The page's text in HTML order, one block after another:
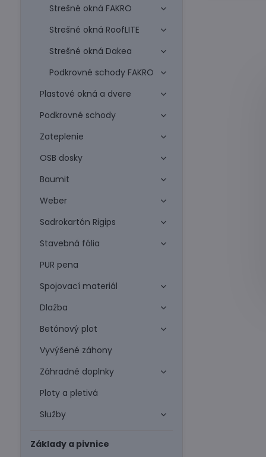
Strešné okná FAKRO
Strešné okná RoofLITE
Strešné okná Dakea
Podkrovné schody FAKRO
Plastové okná a dvere
Podkrovné schody
Zateplenie
OSB dosky
Baumit
Weber
Sadrokartón Rigips
Stavebná fólia
PUR pena
Spojovací materiál
Dlažba
Betónový plot
Vyvýšené záhony
Záhradné doplnky
Ploty a pletivá
Služby
Základy a pivnice